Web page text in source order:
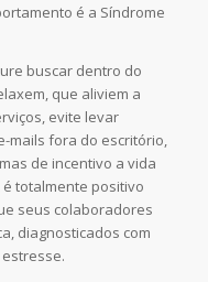
é a Síndrome
buscar dentro do
que aliviem a
evite levar
mails fora do escritório,
de incentivo a vida
totalmente positivo
seus colaboradores
diagnosticados com